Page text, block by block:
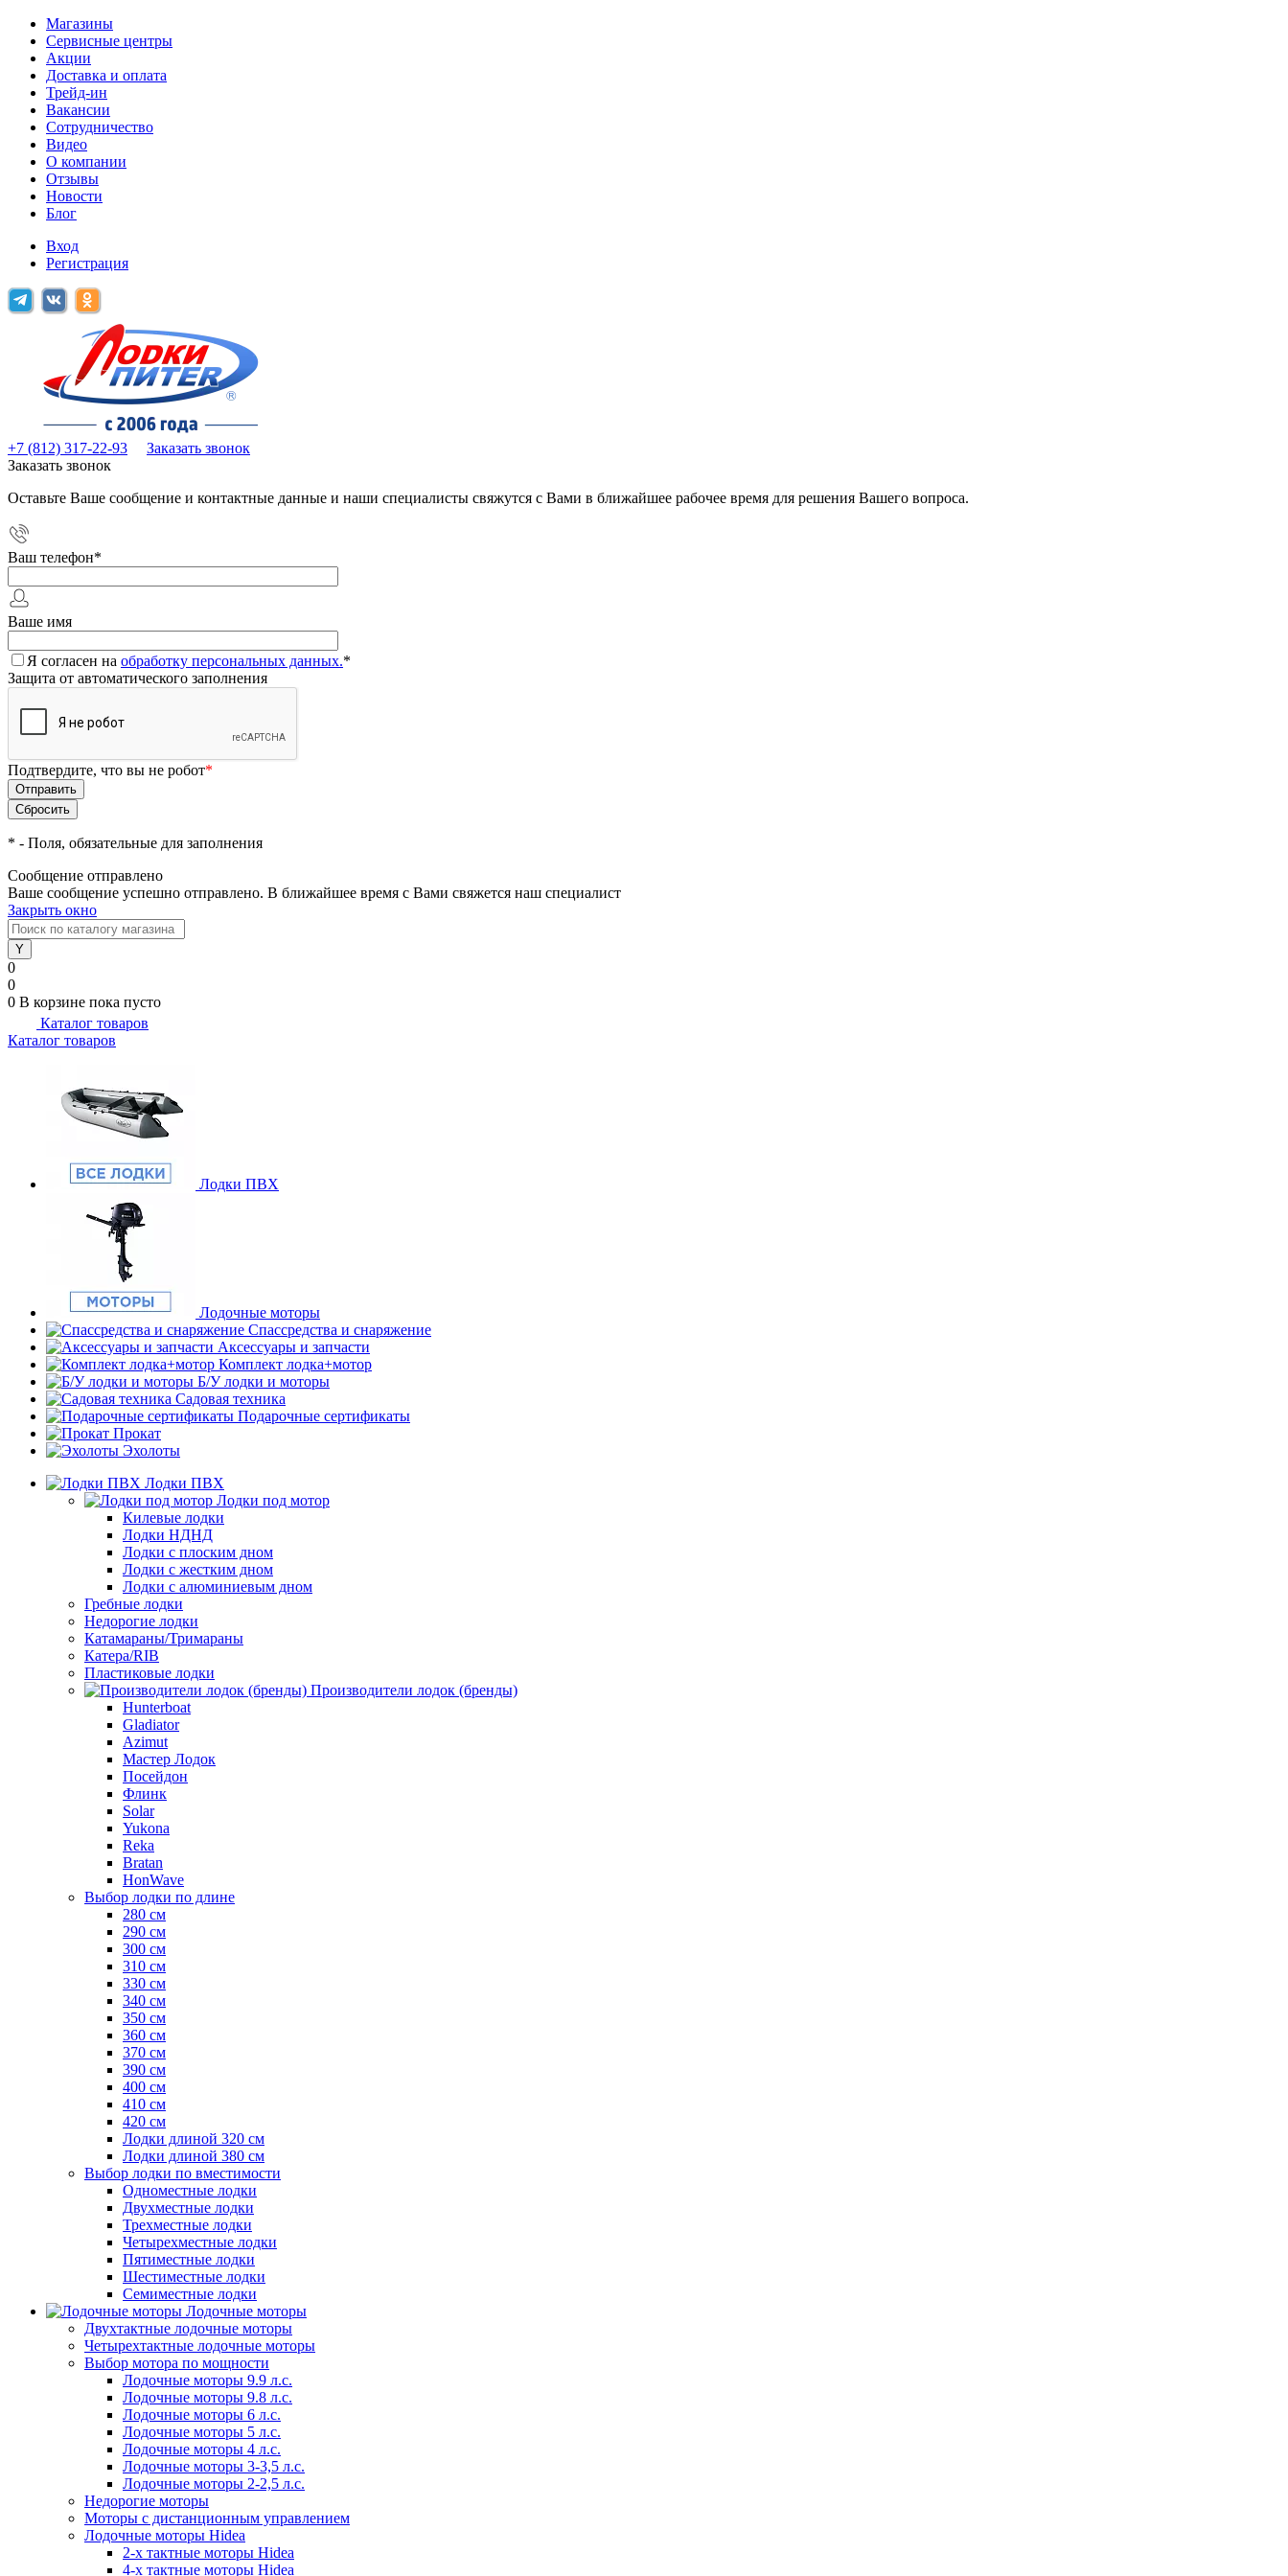
Магазины
Сервисные центры
Акции
Доставка и оплата
Трейд-ин
Вакансии
Сотрудничество
Видео
О компании
Отзывы
Новости
Блог
Вход
Регистрация
+7 (812) 317-22-93
Заказать звонок
Заказать звонок
Оставьте Ваше сообщение и контактные данные и наши специалисты свяжутся с Вами в ближайшее рабочее время для решения Вашего вопроса.
Ваш телефон*
Ваше имя
Я согласен на обработку персональных данных.*
Защита от автоматического заполнения
Подтвердите, что вы не робот*
* - Поля, обязательные для заполнения
Сообщение отправлено
Ваше сообщение успешно отправлено. В ближайшее время с Вами свяжется наш специалист
Закрыть окно
0
0
0 В корзине пока пусто
Каталог товаров
Каталог товаров
Лодки ПВХ
Лодочные моторы
Спассредства и снаряжение
Аксессуары и запчасти
Комплект лодка+мотор
Б/У лодки и моторы
Садовая техника
Подарочные сертификаты
Прокат
Эхолоты
Лодки ПВХ
Лодки под мотор
Килевые лодки
Лодки НДНД
Лодки с плоским дном
Лодки с жестким дном
Лодки с алюминиевым дном
Гребные лодки
Недорогие лодки
Катамараны/Тримараны
Катера/RIB
Пластиковые лодки
Производители лодок (бренды)
Hunterboat
Gladiator
Azimut
Мастер Лодок
Посейдон
Флинк
Solar
Yukona
Reka
Bratan
HonWave
Выбор лодки по длине
280 см
290 см
300 см
310 см
330 см
340 см
350 см
360 см
370 см
390 см
400 см
410 см
420 см
Лодки длиной 320 см
Лодки длиной 380 см
Выбор лодки по вместимости
Одноместные лодки
Двухместные лодки
Трехместные лодки
Четырехместные лодки
Пятиместные лодки
Шестиместные лодки
Семиместные лодки
Лодочные моторы
Двухтактные лодочные моторы
Четырехтактные лодочные моторы
Выбор мотора по мощности
Лодочные моторы 9.9 л.с.
Лодочные моторы 9.8 л.с.
Лодочные моторы 6 л.с.
Лодочные моторы 5 л.с.
Лодочные моторы 4 л.с.
Лодочные моторы 3-3,5 л.с.
Лодочные моторы 2-2,5 л.с.
Недорогие моторы
Моторы с дистанционным управлением
Лодочные моторы Hidea
2-х тактные моторы Hidea
4-х тактные моторы Hidea